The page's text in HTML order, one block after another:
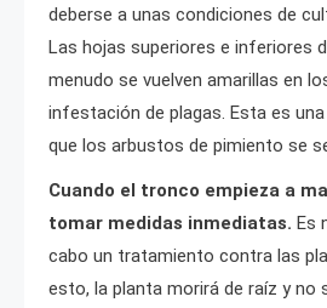
deberse a unas condiciones de
Las hojas superiores e inferiores
menudo se vuelven amarillas en
infestación de plagas. Esta es
que los arbustos de pimiento se
Cuando el tronco empieza a
tomar medidas inmediatas. Es
cabo un tratamiento contra las
esto, la planta morirá de raíz y no